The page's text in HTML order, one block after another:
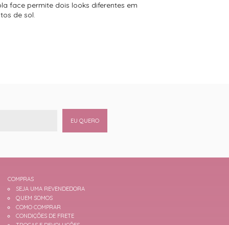
face permite dois looks diferentes em
de sol.
EU QUERO
COMPRAS
SEJA UMA REVENDEDORA
QUEM SOMOS
COMO COMPRAR
CONDIÇÕES DE FRETE